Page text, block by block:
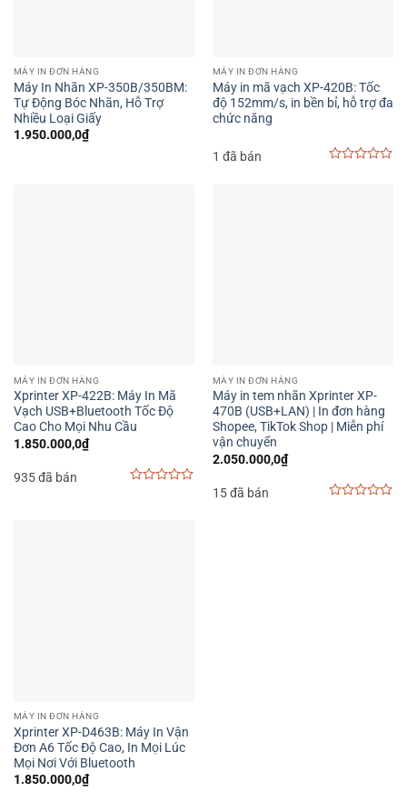
MÁY IN ĐƠN HÀNG
Máy In Nhãn XP-350B/350BM:
Tự Động Bóc Nhãn, Hỗ Trợ
Nhiều Loại Giấy
1.950.000,0₫
MÁY IN ĐƠN HÀNG
Máy in mã vạch XP-420B: Tốc
độ 152mm/s, in bền bỉ, hỗ trợ đa
chức năng
1 đã bán
MÁY IN ĐƠN HÀNG
Xprinter XP-422B: Máy In Mã
Vạch USB+Bluetooth Tốc Độ
Cao Cho Mọi Nhu Cầu
1.850.000,0₫
935 đã bán
MÁY IN ĐƠN HÀNG
Máy in tem nhãn Xprinter XP-
470B (USB+LAN) | In đơn hàng
Shopee, TikTok Shop | Miễn phí
vận chuyển
2.050.000,0₫
15 đã bán
MÁY IN ĐƠN HÀNG
Xprinter XP-D463B: Máy In Vận
Đơn A6 Tốc Độ Cao, In Mọi Lúc
Mọi Nơi Với Bluetooth
1.850.000,0₫